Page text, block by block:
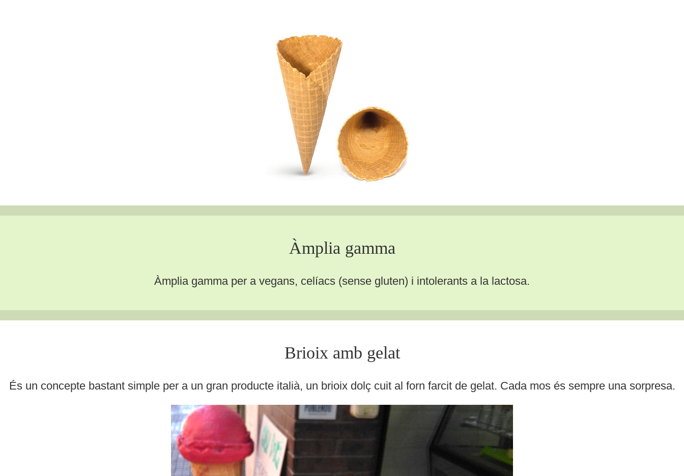
Àmplia gamma
Àmplia gamma per a vegans, celíacs (sense gluten) i intolerants a la lactosa.
Brioix amb gelat
És un concepte bastant simple per a un gran producte italià, un brioix dolç cuit al forn farcit de gelat. Cada mos és sempre una sorpresa.